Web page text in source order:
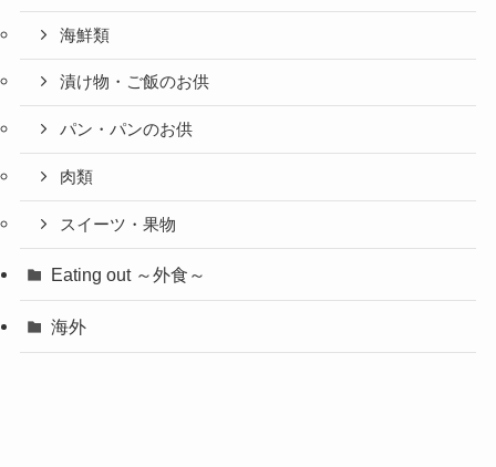
海鮮類
漬け物・ご飯のお供
パン・パンのお供
肉類
スイーツ・果物
Eating out ～外食～
海外